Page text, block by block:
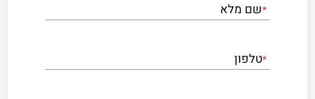
*שם מלא
*טלפון